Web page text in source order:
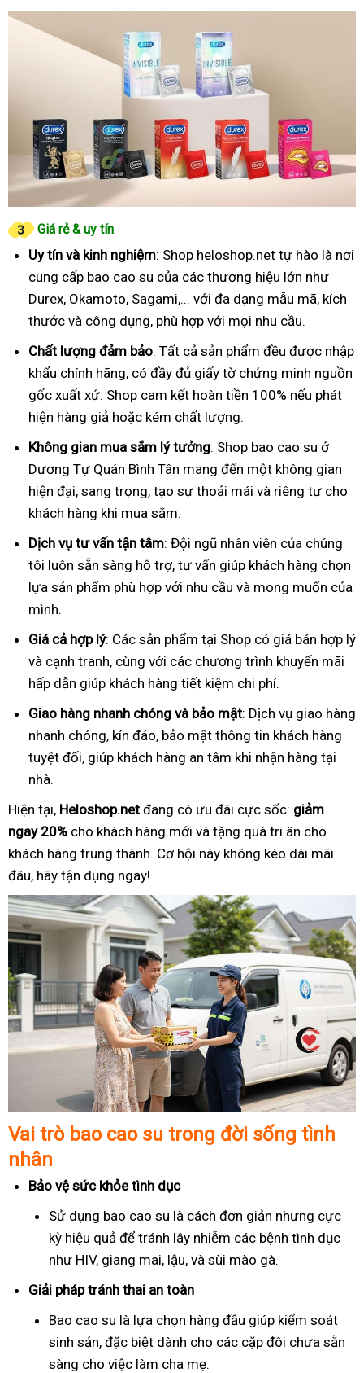
Giá rẻ & uy tín
Uy tín và kinh nghiệm: Shop heloshop.net tự hào là nơi
cung cấp bao cao su của các thương hiệu lớn như
Durex, Okamoto, Sagami,... với đa dạng mẫu mã, kích
thước và công dụng, phù hợp với mọi nhu cầu.
Chất lượng đảm bảo: Tất cả sản phẩm đều được nhập
khẩu chính hãng, có đầy đủ giấy tờ chứng minh nguồn
gốc xuất xứ. Shop cam kết hoàn tiền 100% nếu phát
hiện hàng giả hoặc kém chất lượng.
Không gian mua sắm lý tưởng: Shop bao cao su ở
Dương Tự Quán Bình Tân mang đến một không gian
hiện đại, sang trọng, tạo sự thoải mái và riêng tư cho
khách hàng khi mua sắm.
Dịch vụ tư vấn tận tâm: Đội ngũ nhân viên của chúng
tôi luôn sẵn sàng hỗ trợ, tư vấn giúp khách hàng chọn
lựa sản phẩm phù hợp với nhu cầu và mong muốn của
mình.
Giá cả hợp lý: Các sản phẩm tại Shop có giá bán hợp lý
và cạnh tranh, cùng với các chương trình khuyến mãi
hấp dẫn giúp khách hàng tiết kiệm chi phí.
Giao hàng nhanh chóng và bảo mật: Dịch vụ giao hàng
nhanh chóng, kín đáo, bảo mật thông tin khách hàng
tuyệt đối, giúp khách hàng an tâm khi nhận hàng tại
nhà.
Hiện tại, Heloshop.net đang có ưu đãi cực sốc: giảm
ngay 20% cho khách hàng mới và tặng quà tri ân cho
khách hàng trung thành. Cơ hội này không kéo dài mãi
đâu, hãy tận dụng ngay!
Vai trò bao cao su trong đời sống tình
nhân
Bảo vệ sức khỏe tình dục
Sử dụng bao cao su là cách đơn giản nhưng cực
kỳ hiệu quả để tránh lây nhiễm các bệnh tình dục
như HIV, giang mai, lậu, và sùi mào gà.
Giải pháp tránh thai an toàn
Bao cao su là lựa chọn hàng đầu giúp kiểm soát
sinh sản, đặc biệt dành cho các cặp đôi chưa sẵn
sàng cho việc làm cha mẹ.